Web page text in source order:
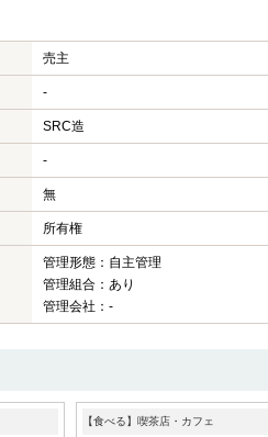
売主
-
SRC造
-
無
所有権
管理形態：自主管理
管理組合：あり
管理会社：-
【食べる】喫茶店・カフェ